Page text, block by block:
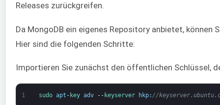
Releases zurückgreifen.
Da MongoDB ein eigenes Repository anbietet,
Hier sind die folgenden Schritte:
Importieren Sie zunächst den öffentlichen Schlüssel,
1 sudo apt - key adv -- keyserver hkp: //